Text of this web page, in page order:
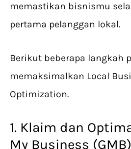
memastikan bisnismu
pertama pelanggan lokal.
Berikut beberapa langkah
memaksimalkan Local
Optimization.
1. Klaim dan
My Business (GMB)